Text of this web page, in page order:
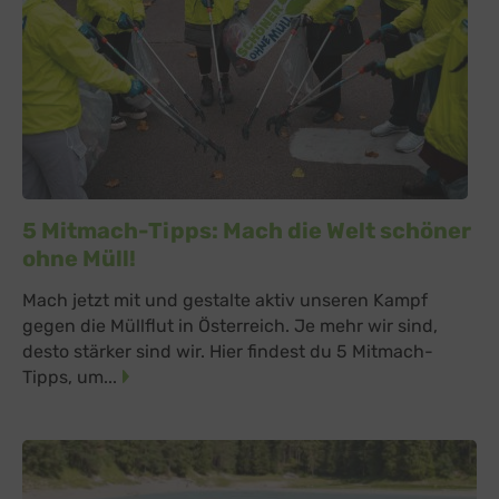
5 Mitmach-Tipps: Mach die Welt schöner
ohne Müll!
Mach jetzt mit und gestalte aktiv unseren Kampf
gegen die Müllflut in Österreich. Je mehr wir sind,
desto stärker sind wir. Hier findest du 5 Mitmach-
Tipps, um...